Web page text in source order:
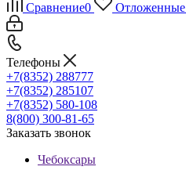
Сравнение0 Отложенные
Телефоны
+7(8352) 288777
+7(8352) 285107
+7(8352) 580-108
8(800) 300-81-65
Заказать звонок
Чебоксары